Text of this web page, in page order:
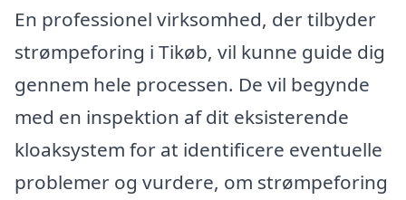
En professionel virksomhed, der tilbyder
strømpeforing i Tikøb, vil kunne guide dig
gennem hele processen. De vil begynde
med en inspektion af dit eksisterende
kloaksystem for at identificere eventuelle
problemer og vurdere, om strømpeforing